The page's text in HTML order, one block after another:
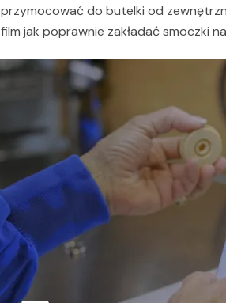
przymocować do butelki od
film jak poprawnie zakładać smoczki